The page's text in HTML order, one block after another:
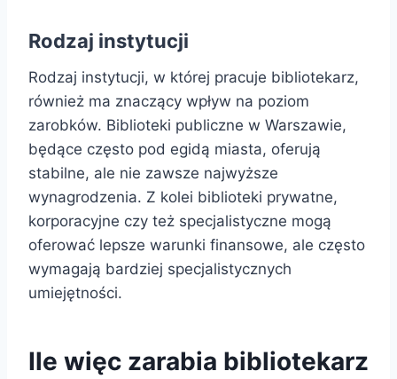
Rodzaj instytucji
Rodzaj instytucji, w której pracuje bibliotekarz,
również ma znaczący wpływ na poziom
zarobków. Biblioteki publiczne w Warszawie,
będące często pod egidą miasta, oferują
stabilne, ale nie zawsze najwyższe
wynagrodzenia. Z kolei biblioteki prywatne,
korporacyjne czy też specjalistyczne mogą
oferować lepsze warunki finansowe, ale często
wymagają bardziej specjalistycznych
umiejętności.
Ile więc zarabia bibliotekarz